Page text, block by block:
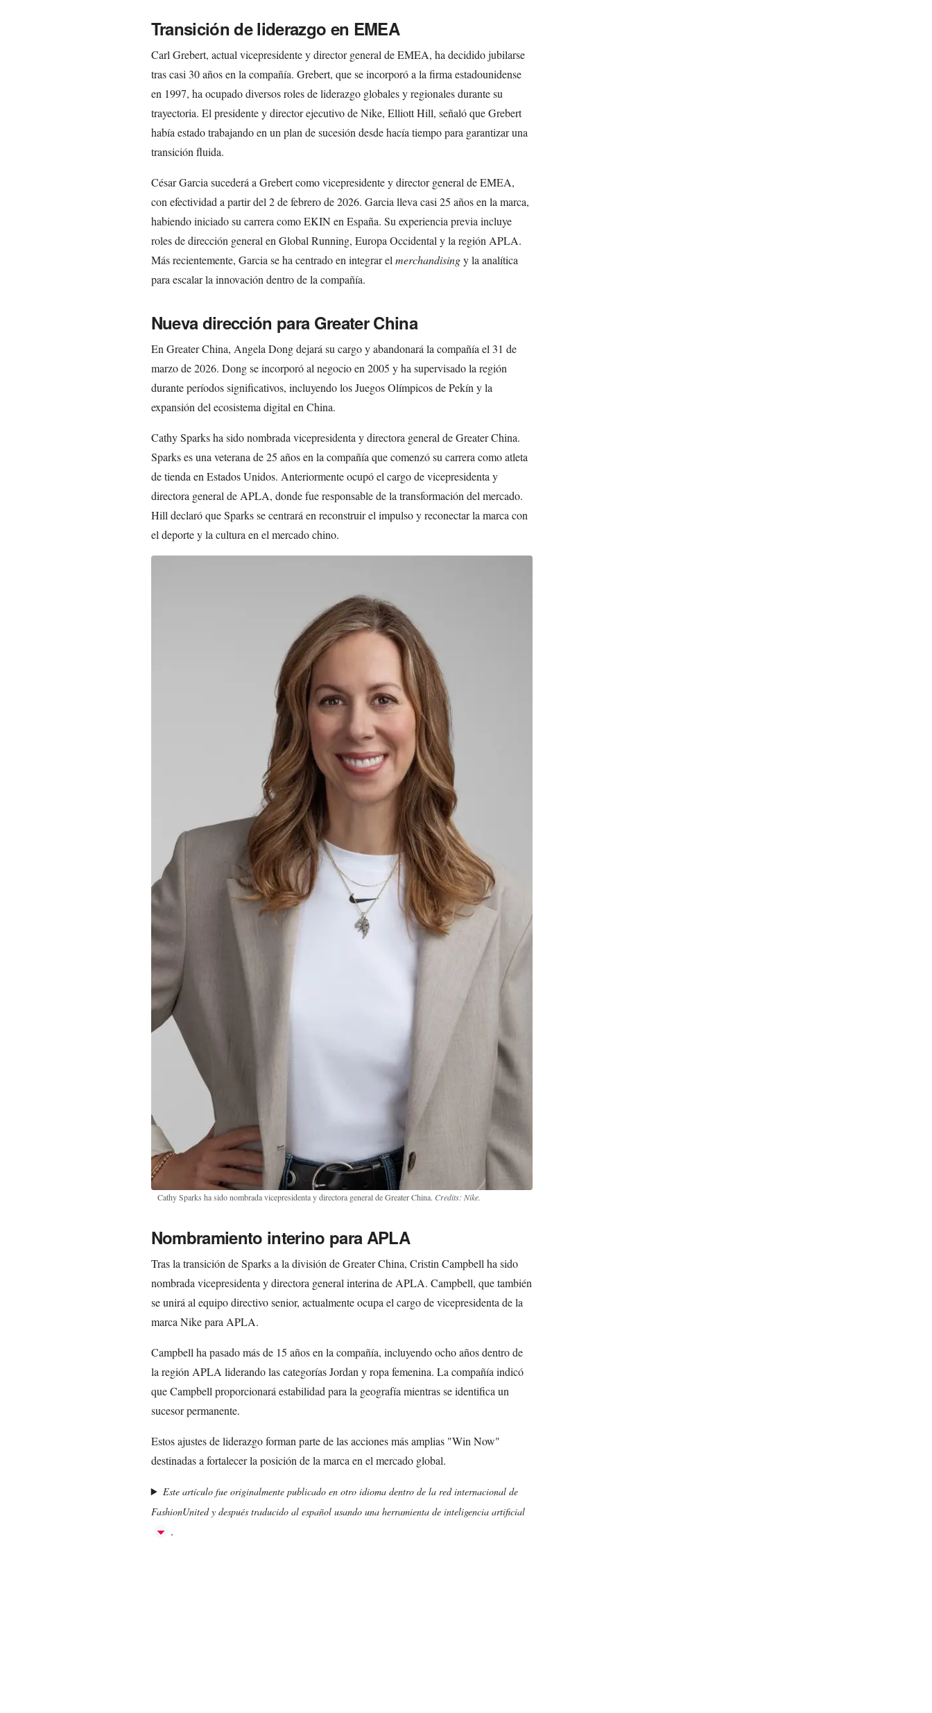
Transición de liderazgo en EMEA
Carl Grebert, actual vicepresidente y director general de EMEA, ha decidido jubilarse
tras casi 30 años en la compañía. Grebert, que se incorporó a la firma estadounidense
en 1997, ha ocupado diversos roles de liderazgo globales y regionales durante su
trayectoria. El presidente y director ejecutivo de Nike, Elliott Hill, señaló que Grebert
había estado trabajando en un plan de sucesión desde hacía tiempo para garantizar una
transición fluida.
César Garcia sucederá a Grebert como vicepresidente y director general de EMEA,
con efectividad a partir del 2 de febrero de 2026. Garcia lleva casi 25 años en la marca,
habiendo iniciado su carrera como EKIN en España. Su experiencia previa incluye
roles de dirección general en Global Running, Europa Occidental y la región APLA.
Más recientemente, Garcia se ha centrado en integrar el merchandisingy la analítica
para escalar la innovación dentro de la compañía.
Nueva dirección para Greater China
En Greater China, Angela Dong dejará su cargo y abandonará la compañía el 31 de
marzo de 2026. Dong se incorporó al negocio en 2005 y ha supervisado la región
durante períodos significativos, incluyendo los Juegos Olímpicos de Pekín y la
expansión del ecosistema digital en China.
Cathy Sparks ha sido nombrada vicepresidenta y directora general de Greater China.
Sparks es una veterana de 25 años en la compañía que comenzó su carrera como atleta
de tienda en Estados Unidos. Anteriormente ocupó el cargo de vicepresidenta y
directora general de APLA, donde fue responsable de la transformación del mercado.
Hill declaró que Sparks se centrará en reconstruir el impulso y reconectar la marca con
el deporte y la cultura en el mercado chino.
Cathy Sparks ha sido nombrada vicepresidenta y directora general de Greater China. Credits: Nike.
Nombramiento interino para APLA
Tras la transición de Sparks a la división de Greater China, Cristin Campbell ha sido
nombrada vicepresidenta y directora general interina de APLA. Campbell, que también
se unirá al equipo directivo senior, actualmente ocupa el cargo de vicepresidenta de la
marca Nike para APLA.
Campbell ha pasado más de 15 años en la compañía, incluyendo ocho años dentro de
la región APLA liderando las categorías Jordan y ropa femenina. La compañía indicó
que Campbell proporcionará estabilidad para la geografía mientras se identifica un
sucesor permanente.
Estos ajustes de liderazgo forman parte de las acciones más amplias "Win Now"
destinadas a fortalecer la posición de la marca en el mercado global.
Este artículo fue originalmente publicado en otro idioma dentro de la red internacional de
FashionUnited y después traducido al español usando una herramienta de inteligencia artificial
.